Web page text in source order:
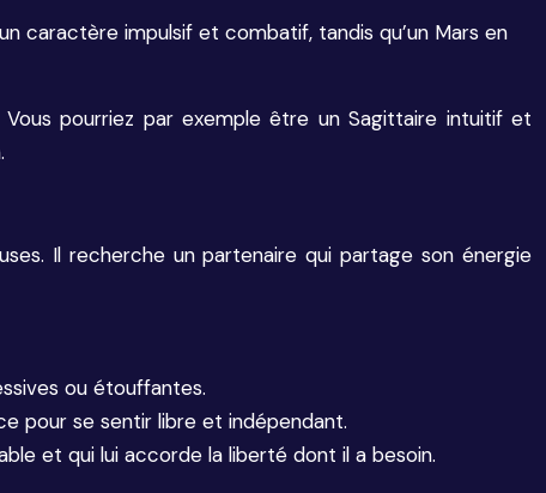
caractère impulsif et combatif, tandis qu’un Mars en
pourriez par exemple être un Sagittaire intuitif et
Il recherche un partenaire qui partage son énergie
ou étouffantes.
pour se sentir libre et indépendant.
et qui lui accorde la liberté dont il a besoin.